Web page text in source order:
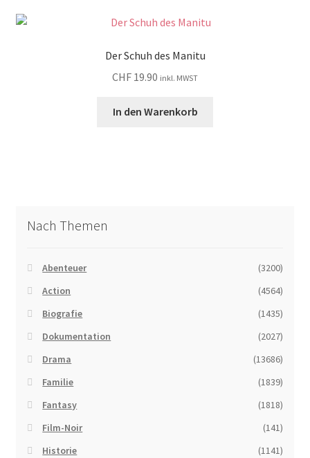
Der Schuh des Manitu
CHF 19.90 inkl. MWST
In den Warenkorb
Nach Themen
Abenteuer
(3200)
Action
(4564)
Biografie
(1435)
Dokumentation
(2027)
Drama
(13686)
Familie
(1839)
Fantasy
(1818)
Film-Noir
(141)
Historie
(1141)